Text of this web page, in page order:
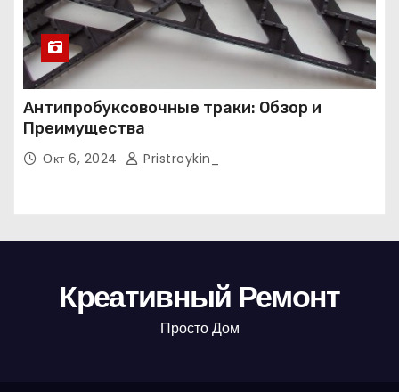
Антипробуксовочные траки: Обзор и
Преимущества
Окт 6, 2024 Pristroykin_
Креативный Ремонт
Просто Дом